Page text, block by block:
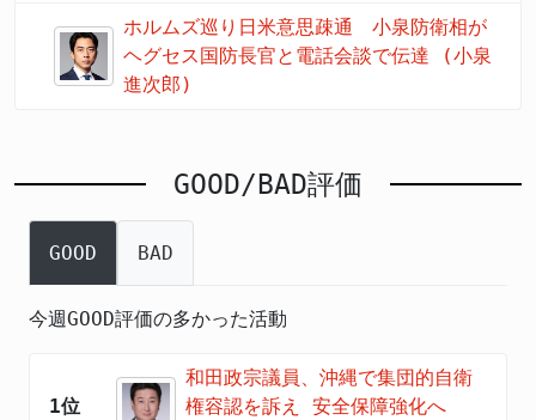
ホルムズ巡り日米意思疎通 小泉防衛相が
ヘグセス国防長官と電話会談で伝達 (小泉
進次郎)
GOOD/BAD評価
GOOD BAD
今週GOOD評価の多かった活動
1位
和田政宗議員、沖縄で集団的自衛
権容認を訴え 安全保障強化へ